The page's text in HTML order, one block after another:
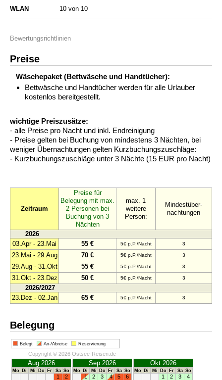
WLAN
10 von 10
Bewertungsrichtlinien
Preise
Wäschepaket (Bettwäsche und Handtücher):
Bettwäsche und Handtücher werden für alle Urlauber
kostenlos bereitgestellt.
wichtige Preiszusätze:
- alle Preise pro Nacht und inkl. Endreinigung
- Preise gelten bei Buchung von mindestens 3 Nächten, bei
weniger Übernachtungen gelten Kurzbuchungszuschläge:
- Kurzbuchungszuschläge unter 3 Nächte (15 EUR pro Nacht)
Zeitraum
Preise für
Belegung mit max.
2 Personen bei
Buchung von 3
Nächten
max. 1
weitere
Person:
Mindestüber-
nachtungen
2026
03.Apr - 23.Mai
55 € 5€ p.P./Nacht 3
23.Mai - 29.Aug 70 € 5€ p.P./Nacht 3
29.Aug - 31.Okt 55 € 5€ p.P./Nacht 3
31.Okt - 23.Dez 50 € 5€ p.P./Nacht 3
2026/2027
23.Dez - 02.Jan
65 € 5€ p.P./Nacht 3
Belegung
Belegt An-/Abreise Reservierung
Copyright © 2026 Ostsee-Reisen.de
Aug 2026
Mo Di Mi Do Fr Sa So
1
2
Sep 2026
Mo Di Mi Do Fr Sa So
1 2 3 4 5
6
Okt 2026
Mo Di Mi Do Fr Sa So
1 2 3
4